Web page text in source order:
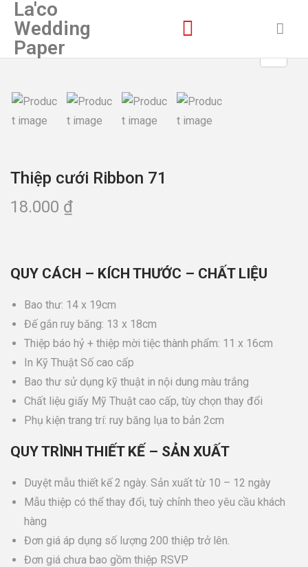
La'co
Wedding
Paper
Thiệp cưới Ribbon 71
18.000 ₫
QUY CÁCH – KÍCH THƯỚC – CHẤT LIỆU
Bao thư: 14 x 19cm
Đế gắn ruy băng: 13 x 18cm
Thiệp báo hỷ + thiệp mời tiệc thành phẩm: 11 x 16cm
In Kỹ Thuật Số cao cấp
Bao thư sử dụng kỹ thuật in nội dung màu trắng
Chất liệu giấy Mỹ Thuật cao cấp, tùy chọn thay đổi
Phụ kiện trang trí: ruy băng lụa to bản 2cm
QUY TRÌNH THIẾT KẾ – SẢN XUẤT
Duyệt mẫu thiết kế 2 ngày. Sản xuất từ 10 – 12 ngày
Mẫu thiệp có thể thay đổi, tuỳ chỉnh theo yêu cầu khách
hàng
Đơn giá áp dụng số lượng 200 thiệp trở lên.
Đơn giá chưa bao gồm thiệp RSVP